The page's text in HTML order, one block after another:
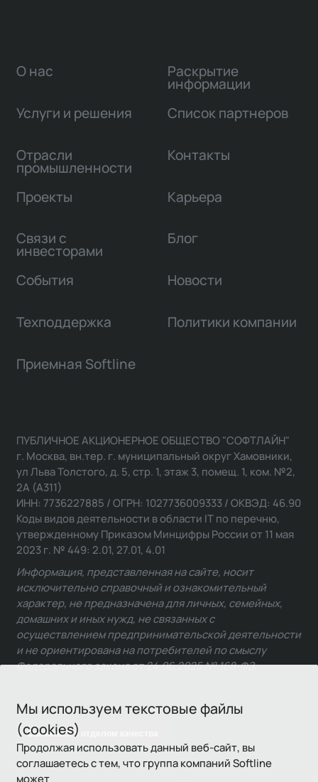
Мы используем текстовые файлы
(cookies)
Продолжая использовать данный веб-сайт, вы
соглашаетесь с тем, что группа компаний Softline
может
О нас
Услуги и решения
Отрасли
промышленности
Проекты
Связи с
инвесторами
Раскрытие
информации
Список партнеров
Контакты
Карьера
Блог
События Новости
Техподдержка Политики компании
Приемная Softline
Связаться с отделом качества
ПУБЛИЧНОЕ АКЦИОНЕРНОЕ ОБЩЕСТВО "СОФТЛАЙН"
г. Москва, вн.тер. г. муниципальный округ Хамовники,
ул Льва Толстого, д. 5, стр. 1, этаж 3, помещ. 1, ком. №2,
2А (А311)
ИНН: 7736227885 / ОГРН: 1027736009333 / ОКВЭД: 46.90
Коды видов деятельности в области IT по перечню,
утвержденному Приказом Минцифры России от 11 мая
2023 г. № 449: 2.01, 27.01, 4.01
Информация, представленная на сайте, носит
исключительно справочный и ознакомительный
характер, не предназначена для личных, семейных,
домашних и иных нужд, не связанных с
осуществлением предпринимательской деятельности
и не ориентирована на потребителей по смыслу
Федерального закона от 24.06.2025 № 168-ФЗ.